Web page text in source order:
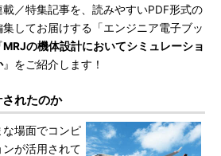
／特集記事を、読みやすいPDF形式の
してお届けする「エンジニア電子ブッ
MRJの機体設計においてシミュレーショ
』をご紹介します！
れたのか
場面でコンピ
が活用されて